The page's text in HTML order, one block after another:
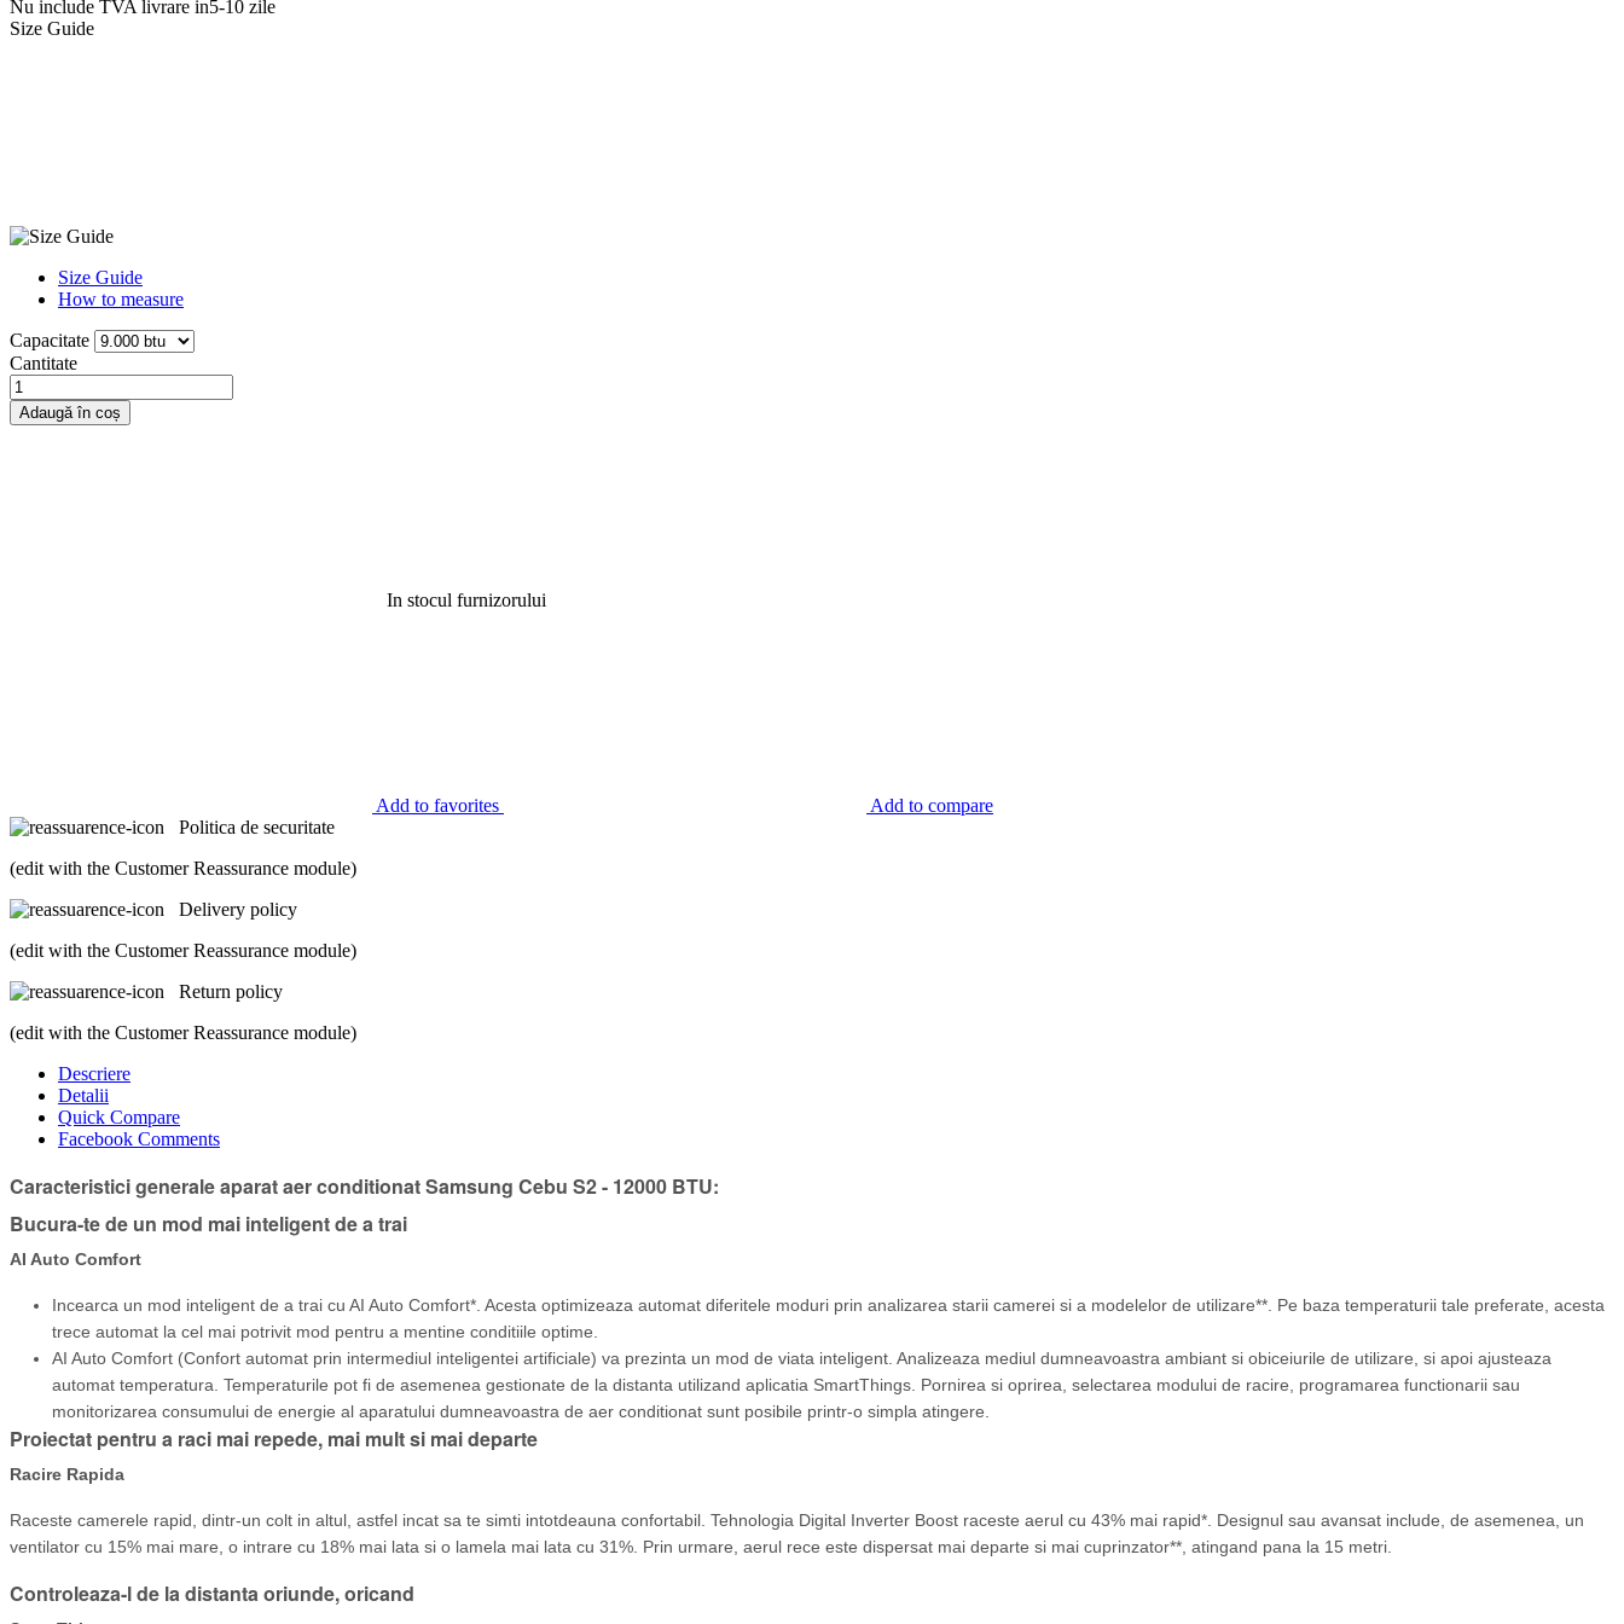
Nu include TVAlivrare in5-10 zile
Size Guide
Size Guide
How to measure
Capacitate
Cantitate
Adaugă în coș
In stocul furnizorului
Add to favorites
Add to compare
Politica de securitate
(edit with the Customer Reassurance module)
Delivery policy
(edit with the Customer Reassurance module)
Return policy
(edit with the Customer Reassurance module)
Descriere
Detalii
Quick Compare
Facebook Comments
Caracteristici generale aparat aer conditionat Samsung Cebu S2 - 12000 BTU:
Bucura-te de un mod mai inteligent de a trai
AI Auto Comfort
Incearca un mod inteligent de a trai cu AI Auto Comfort*. Acesta optimizeaza automat diferitele moduri prin analizarea starii camerei si a modelelor de utilizare**. Pe baza temperaturii tale preferate, acesta
trece automat la cel mai potrivit mod pentru a mentine conditiile optime.
AI Auto Comfort (Confort automat prin intermediul inteligentei artificiale) va prezinta un mod de viata inteligent. Analizeaza mediul dumneavoastra ambiant si obiceiurile de utilizare, si apoi ajusteaza
automat temperatura. Temperaturile pot fi de asemenea gestionate de la distanta utilizand aplicatia SmartThings. Pornirea si oprirea, selectarea modului de racire, programarea functionarii sau
monitorizarea consumului de energie al aparatului dumneavoastra de aer conditionat sunt posibile printr-o simpla atingere.
Proiectat pentru a raci mai repede, mai mult si mai departe
Racire Rapida
Raceste camerele rapid, dintr-un colt in altul, astfel incat sa te simti intotdeauna confortabil. Tehnologia Digital Inverter Boost raceste aerul cu 43% mai rapid*. Designul sau avansat include, de asemenea, un
ventilator cu 15% mai mare, o intrare cu 18% mai lata si o lamela mai lata cu 31%. Prin urmare, aerul rece este dispersat mai departe si mai cuprinzator**, atingand pana la 15 metri.
Controleaza-l de la distanta oriunde, oricand